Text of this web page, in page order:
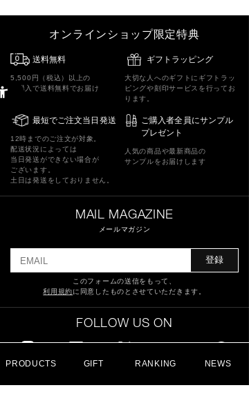
PRODUCTS GIFT RANKING NEWS
オンラインショップ限定特典
送料無料
5,500円（税込）以上の
ご購入で送料無料でお届け
ギフトラッピング
大切な人へのギフトにギフトラッ
ピングや刻印サービスを行ってお
ります。
最短でご注文当日発送
12時までのご注文が対象。
配送状況によっては
当日発送ができない場合が
ございます。
土日は発送をしておりません。
ご購入者全員にサンプル
プレゼント
人気の商品や最新商品の
サンプルをお届けします
MAIL MAGAZINE
メールマガジン
登録
このフォームの送信をもって、
利用規約に同意したものとさせていただきます。
FOLLOW US ON